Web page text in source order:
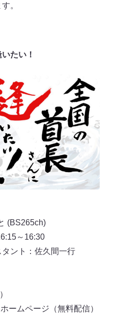
。
たい！
(BS265ch)
16:15～16:30
ント：佐久間一行
ームページ（無料配信）